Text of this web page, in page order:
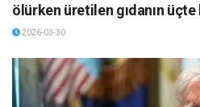
ölürken üretilen gıdanın
2026-03-30